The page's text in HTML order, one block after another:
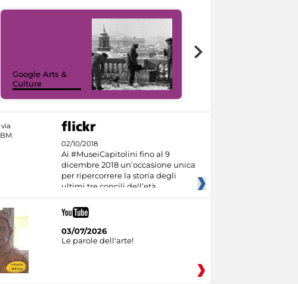
Google Arts &
Culture
02/10/2018
Ai #MuseiCapitolini fino al 9
dicembre 2018 un’occasione unica
per ripercorrere la storia degli
ultimi tre concili dell’età
03/07/2026
Le parole dell'arte!